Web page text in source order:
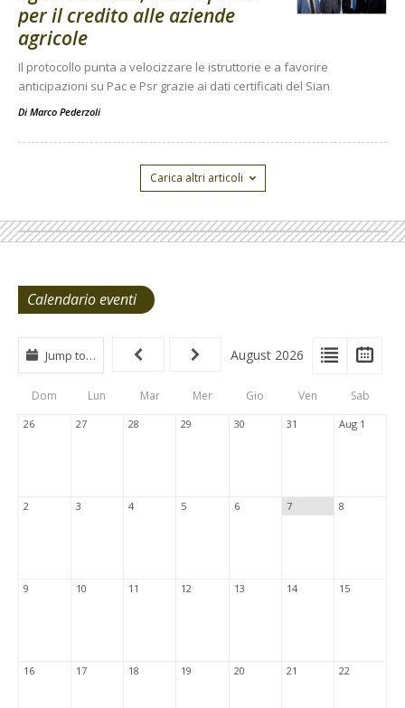
per il credito alle aziende
agricole
Il protocollo punta a velocizzare le istruttorie e a favorire
anticipazioni su Pac e Psr grazie ai dati certificati del Sian
Di Marco Pederzoli
Carica altri articoli
Calendario eventi
View
Type
Tabs
View
List
Jump to… August 2026
Dom Lun Mar Mer Gio Ven Sab
26 27 28 29 30 31 Aug 1
2 3 4 5 6 7 8
9 10 11 12 13 14 15
16 17 18 19 20 21 22